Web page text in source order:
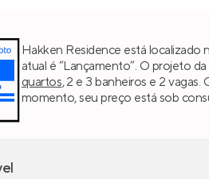
Hakken Residence está localizado
atual é “Lançamento”. O projeto da
quartos, 2 e 3 banheiros e 2
momento, seu preço está sob